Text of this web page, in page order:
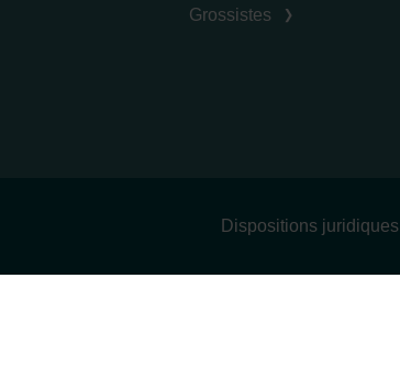
Grossistes
Dispositions juridiques